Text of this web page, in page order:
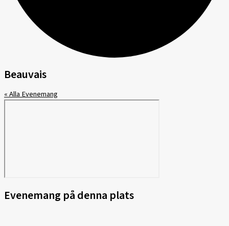
Beauvais
« Alla Evenemang
Evenemang på denna plats